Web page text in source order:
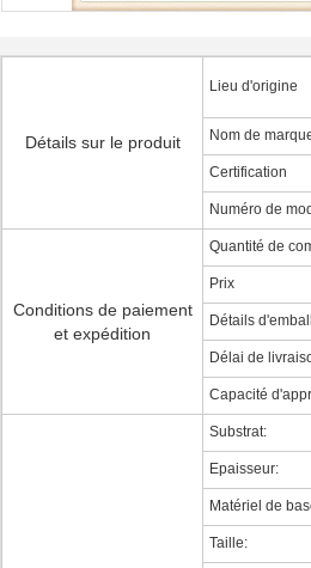
Détails sur le produit
Lieu d'origine
Nom de
Certification
Numéro de
Conditions de paiement
et expédition
Quantité de
Prix
Détails
Délai de
Capacité
Substrat:
Epaisseur:
Matériel de
Taille: